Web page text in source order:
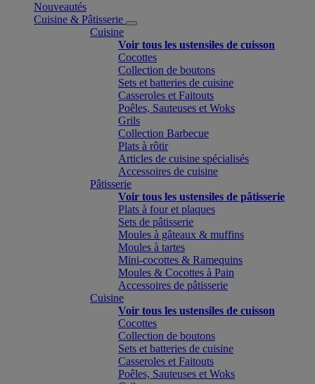
Nouveautés
Cuisine & Pâtisserie
Cuisine
Voir tous les ustensiles de cuisson
Cocottes
Collection de boutons
Sets et batteries de cuisine
Casseroles et Faitouts
Poêles, Sauteuses et Woks
Grils
Collection Barbecue
Plats à rôtir
Articles de cuisine spécialisés
Accessoires de cuisine
Pâtisserie
Voir tous les ustensiles de pâtisserie
Plats à four et plaques
Sets de pâtisserie
Moules à gâteaux & muffins
Moules à tartes
Mini-cocottes & Ramequins
Moules & Cocottes à Pain
Accessoires de pâtisserie
Cuisine
Voir tous les ustensiles de cuisson
Cocottes
Collection de boutons
Sets et batteries de cuisine
Casseroles et Faitouts
Poêles, Sauteuses et Woks